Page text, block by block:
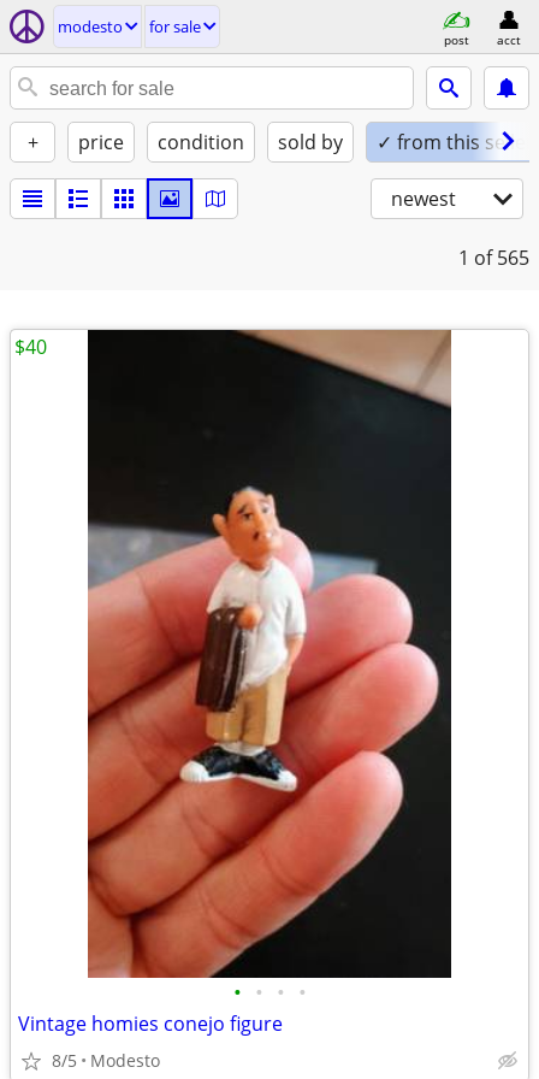
modesto for sale
post acct
+ price condition sold by ✓ from this seller
newest
1 of 565
• • • •
Vintage homies conejo figure
8/5 Modesto
$40